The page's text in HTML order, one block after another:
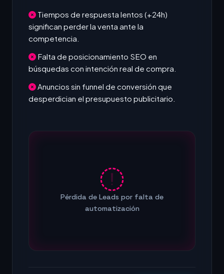
Tiempos de respuesta lentos (+24h)
significan perder la venta ante la
competencia.
Falta de posicionamiento SEO en
búsquedas con intención real de compra.
Anuncios sin funnel de conversión que
desperdician el presupuesto publicitario.
Pérdida de Leads por falta de
automatización